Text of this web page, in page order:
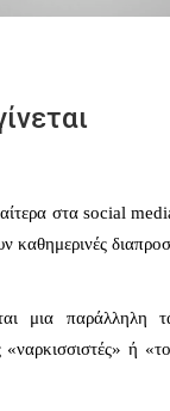
στα social
καθημερινές
μια παράλληλη
ή